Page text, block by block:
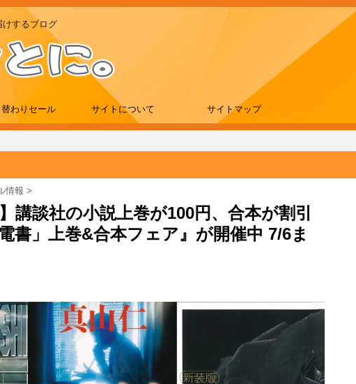
けするブログ
わりセール サイトについて サイトマップ
情報 >
講談社の小説上巻が100円、合本が割引
書」上巻&合本フェア』が開催中 7/6ま